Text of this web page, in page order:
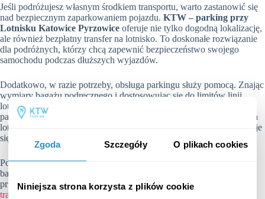
Zgoda Szczegóły O plikach cookies
Niniejsza strona korzysta z plików cookie
Jeśli podróżujesz własnym środkiem transportu, warto zastanowić się
nad bezpiecznym zaparkowaniem pojazdu. KTW – parking przy
Lotnisku Katowice Pyrzowice oferuje nie tylko dogodną lokalizację,
ale również bezpłatny transfer na lotnisko. To doskonałe rozwiązanie
dla podróżnych, którzy chcą zapewnić bezpieczeństwo swojego
samochodu podczas dłuższych wyjazdów.
Dodatkowo, w razie potrzeby, obsługa parkingu służy pomocą. Znając
wymiary bagażu podręcznego i dostosowując się do limitów linii
lotniczych, podróżujący mogą spokojnie skorzystać z udogodnień
parkingu, jakim niewątpliwie jest bardzo mała odległość od terminala
lotniska. Wybierając KTW Parking, podróż z własnym pojazdem staje
się nie tylko wygodna, ale także bezpieczna i dobrze zorganizowana.
Podsumowując, przed podróżą lotniczą warto zadbać nie tylko o
bagaż, ale także o bezpieczne przechowanie samochodu na parkingu
przy lotnisku Katowice-Pyrzowice, korzystając z oferty
transferu na lotnisko Pyrzowice
i wsparcia obsługi.